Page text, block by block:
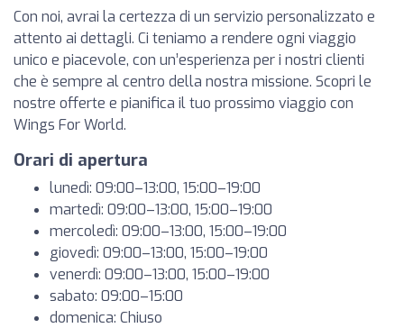
Con noi, avrai la certezza di un servizio personalizzato e
attento ai dettagli. Ci teniamo a rendere ogni viaggio
unico e piacevole, con un’esperienza per i nostri clienti
che è sempre al centro della nostra missione. Scopri le
nostre offerte e pianifica il tuo prossimo viaggio con
Wings For World.
Orari di apertura
lunedì: 09:00–13:00, 15:00–19:00
martedì: 09:00–13:00, 15:00–19:00
mercoledì: 09:00–13:00, 15:00–19:00
giovedì: 09:00–13:00, 15:00–19:00
venerdì: 09:00–13:00, 15:00–19:00
sabato: 09:00–15:00
domenica: Chiuso